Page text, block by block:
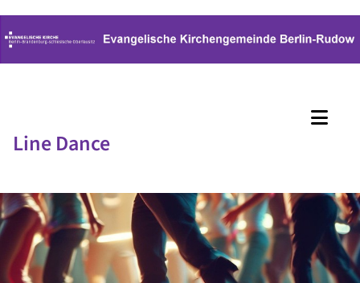
Line Dance